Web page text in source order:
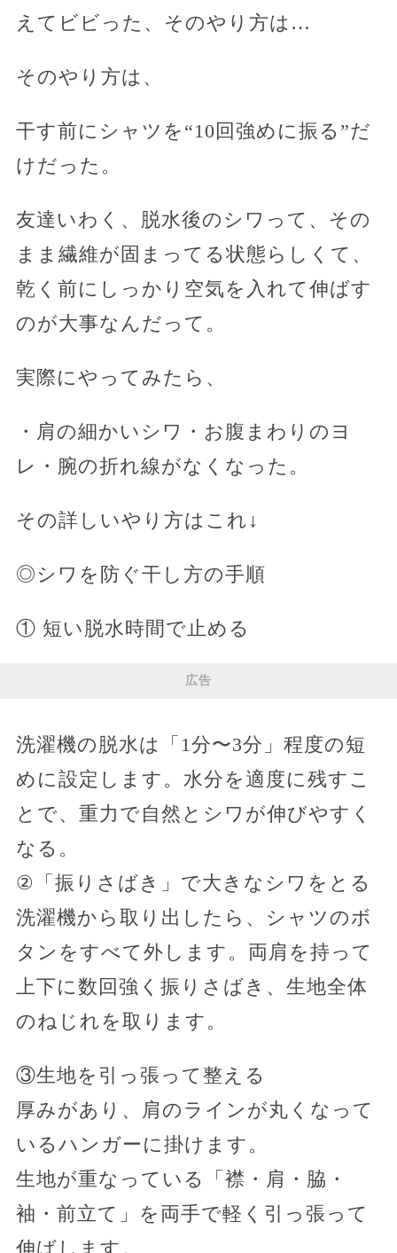
えてビビった、そのやり方は…
そのやり方は、
干す前にシャツを“10回強めに振る”だ
けだった。
友達いわく、脱水後のシワって、その
まま繊維が固まってる状態らしくて、
乾く前にしっかり空気を入れて伸ばす
のが大事なんだって。
実際にやってみたら、
・肩の細かいシワ・お腹まわりのヨ
レ・腕の折れ線がなくなった。
その詳しいやり方はこれ↓
◎シワを防ぐ干し方の手順
① 短い脱水時間で止める
広告
洗濯機の脱水は「1分〜3分」程度の短
めに設定します。水分を適度に残すこ
とで、重力で自然とシワが伸びやすく
なる。
②「振りさばき」で大きなシワをとる
洗濯機から取り出したら、シャツのボ
タンをすべて外します。両肩を持って
上下に数回強く振りさばき、生地全体
のねじれを取ります。
③生地を引っ張って整える
厚みがあり、肩のラインが丸くなって
いるハンガーに掛けます。
生地が重なっている「襟・肩・脇・
袖・前立て」を両手で軽く引っ張って
伸ばします。